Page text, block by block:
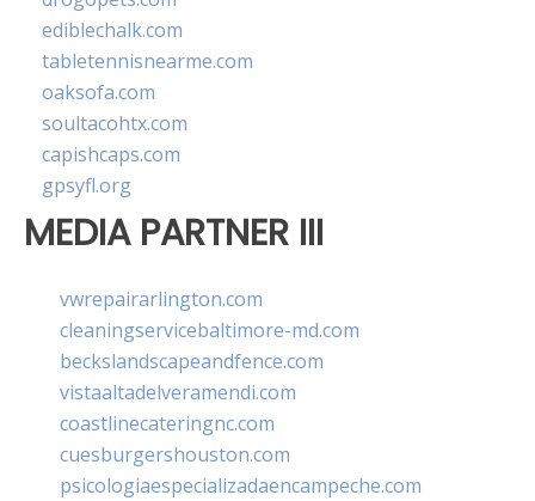
ediblechalk.com
tabletennisnearme.com
oaksofa.com
soultacohtx.com
capishcaps.com
gpsyfl.org
MEDIA PARTNER III
vwrepairarlington.com
cleaningservicebaltimore-md.com
beckslandscapeandfence.com
vistaaltadelveramendi.com
coastlinecateringnc.com
cuesburgershouston.com
psicologiaespecializadaencampeche.com